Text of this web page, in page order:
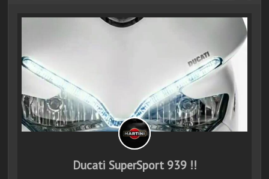
Ducati SuperSport 939 !!